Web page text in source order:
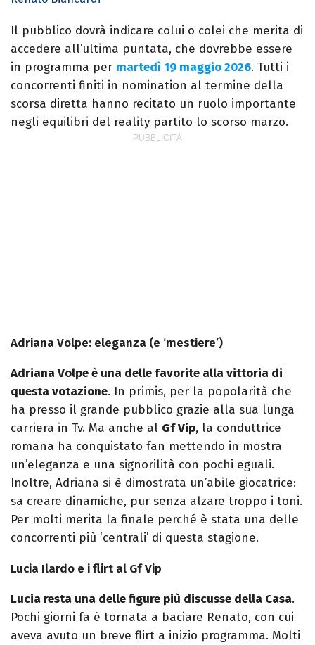
Il pubblico dovrà indicare colui o colei che merita di
accedere all’ultima puntata, che dovrebbe essere
in programma per martedì 19 maggio 2026. Tutti i
concorrenti finiti in nomination al termine della
scorsa diretta hanno recitato un ruolo importante
negli equilibri del reality partito lo scorso marzo.
Adriana Volpe: eleganza (e ‘mestiere’)
Adriana Volpe è una delle favorite alla vittoria di
questa votazione. In primis, per la popolarità che
ha presso il grande pubblico grazie alla sua lunga
carriera in Tv. Ma anche al Gf Vip, la conduttrice
romana ha conquistato fan mettendo in mostra
un’eleganza e una signorilità con pochi eguali.
Inoltre, Adriana si è dimostrata un’abile giocatrice:
sa creare dinamiche, pur senza alzare troppo i toni.
Per molti merita la finale perché è stata una delle
concorrenti più ‘centrali’ di questa stagione.
Lucia Ilardo e i flirt al Gf Vip
Lucia resta una delle figure più discusse della Casa.
Pochi giorni fa è tornata a baciare Renato, con cui
aveva avuto un breve flirt a inizio programma. Molti